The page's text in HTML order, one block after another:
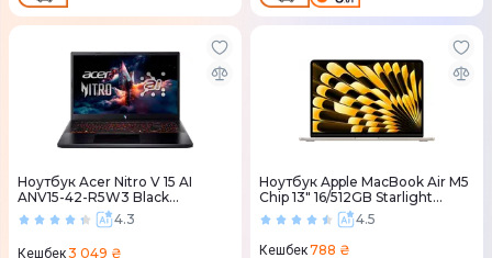
Ноутбук Acer Nitro V 15 AI
ANV15-42-R5W3 Black
(NH.U31EU.00C)4.3
Кешбек3 049 ₴
Ноутбук Apple MacBook Air M5
Chip 13" 16/512GB Starlight
(MDHA4) 20264.5
Кешбек788 ₴